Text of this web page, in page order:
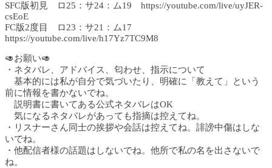
SFC版初見 ロ25：サ24：ム19 https://youtube.com/live/uyJER-
csEoE
FC版2度目 ロ23：サ21：ム17
https://youtube.com/live/h17Yz7TC9M8
🥑お願い🥑
・ネタバレ、アドバイス、匂わせ、指示について
基本的には私が自分で気づいたり、明確に「教えて」という
前に情報を書かないでね。
説明書に書いてある公式ネタバレはOK
気になるネタバレがあっても指摘は控えてね。
・リスナーさん同士の挨拶や会話は控えてね。誹謗中傷はしな
いでね。
・他配信者様の話題はしないでね。他所で私の名を出さないで
ね。